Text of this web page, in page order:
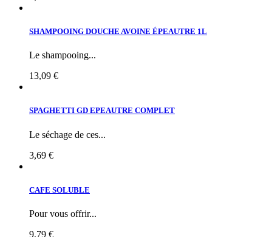
SHAMPOOING DOUCHE AVOINE ÉPEAUTRE 1L
Le shampooing...
13,09 €
SPAGHETTI GD EPEAUTRE COMPLET
Le séchage de ces...
3,69 €
CAFE SOLUBLE
Pour vous offrir...
9,79 €